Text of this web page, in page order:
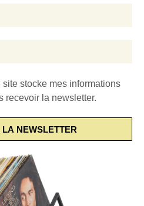
stocke mes informations
recevoir la newsletter.
NEWSLETTER